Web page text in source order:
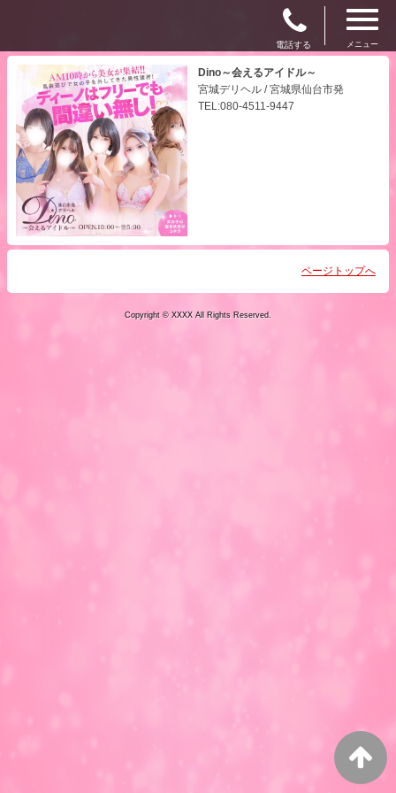
電話する メニュー
Dino～会えるアイドル～
宮城デリヘル / 宮城県仙台市発
TEL:080-4511-9447
ページトップへ
Copyright © XXXX All Rights Reserved.